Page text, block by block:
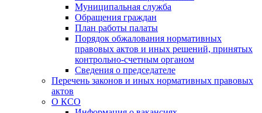
Муниципальная служба
Обращения граждан
План работы палаты
Порядок обжалования нормативных
правовых актов и иных решений, принятых
контрольно-счетным органом
Сведения о председателе
Перечень законов и иных нормативных правовых
актов
О КСО